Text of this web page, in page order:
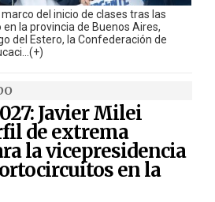
marco del inicio de clases tras las
la provincia de Buenos Aires,
del Estero, la Confederación de
Javier Milei
de extrema
la vicepresidencia
en la